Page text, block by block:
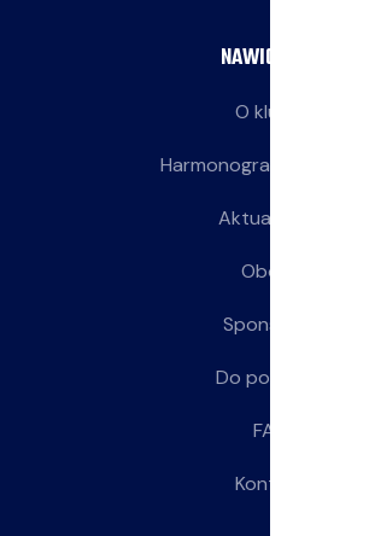
NAWIGACJA
O klubie
Harmonogram treningów
Aktualności
Obozy
Sponsorzy
Do pobrania
FAQ
Kontakt